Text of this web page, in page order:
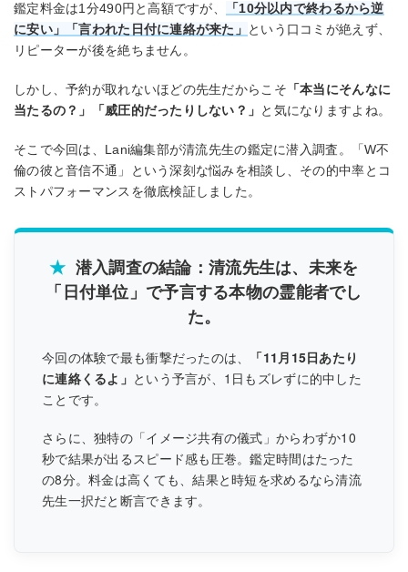
鑑定料金は1分490円と高額ですが、
「10分以内で終わるから逆
に安い」「言われた日付に連絡が来た」 という口コミが絶えず、
リピーターが後を絶ちません。
しかし、予約が取れないほどの先生だからこそ 「本当にそんなに
当たるの？」「威圧的だったりしない？」 と気になりますよね。
そこで今回は、Lani編集部が清流先生の鑑定に潜入調査。「W不
倫の彼と音信不通」という深刻な悩みを相談し、その的中率とコ
ストパフォーマンスを徹底検証しました。
★ 潜入調査の結論：清流先生は、未来を
「日付単位」で予言する本物の霊能者でし
た。
今回の体験で最も衝撃だったのは、
「11月15日あたり
に連絡くるよ」 という予言が、1日もズレずに的中した
ことです。
さらに、独特の「イメージ共有の儀式」からわずか10
秒で結果が出るスピード感も圧巻。鑑定時間はたった
の8分。料金は高くても、結果と時短を求めるなら清流
先生一択だと断言できます。